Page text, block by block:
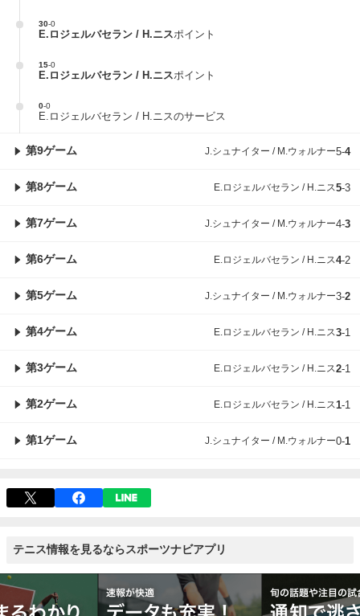
30-0
E.ロジェルバセラン / H.ニスポイント
15-0
E.ロジェルバセラン / H.ニスポイント
0-0
E.ロジェルバセラン / H.ニスのサービス
第9ゲーム J.シュナイター / M.ウォルナー5-4
第8ゲーム E.ロジェルバセラン / H.ニス5-3
第7ゲーム J.シュナイター / M.ウォルナー4-3
第6ゲーム E.ロジェルバセラン / H.ニス4-2
第5ゲーム J.シュナイター / M.ウォルナー3-2
第4ゲーム E.ロジェルバセラン / H.ニス3-1
第3ゲーム E.ロジェルバセラン / H.ニス2-1
第2ゲーム E.ロジェルバセラン / H.ニス 1-1
第1ゲーム J.シュナイター / M.ウォルナー0-1
テニス情報を見るならスポーツナビアプリ